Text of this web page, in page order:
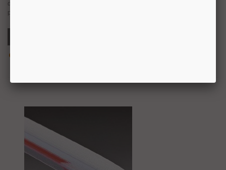
de la porte en verre pour empêcher le passage de l’eau, du vent, de la
poussière, des insectes, bruit et excursions thermiques.